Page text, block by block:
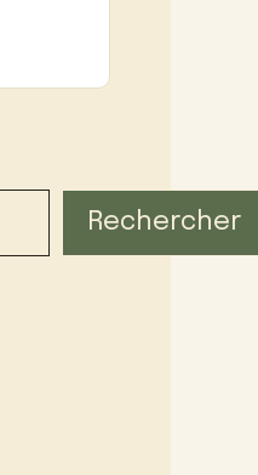
Rechercher